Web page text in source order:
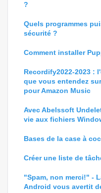
?
Quels programmes
sécurité ?
Comment installer
Recordify2022-2023 :
que vous entendez
pour Amazon Music
Avec Abelssoft
vie aux fichiers
Bases de la case à
Créer une liste de
"Spam, non merci!" -
Android vous avertit